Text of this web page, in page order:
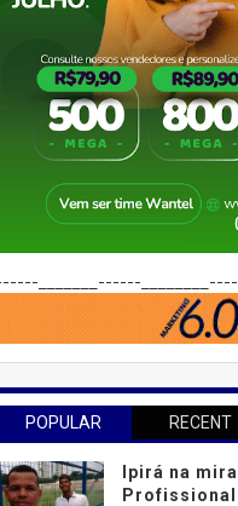
_______------
POPULAR RECENT
Ipirá na
Profissional